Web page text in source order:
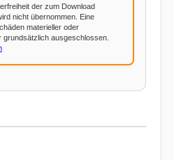
der zum Download
nicht übernommen. Eine
materieller oder
grundsätzlich ausgeschlossen.